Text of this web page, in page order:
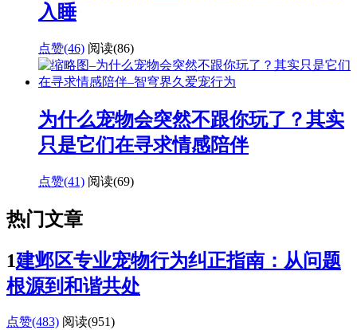
入睡
点赞(46) 阅读(86)
为什么宠物会突然不跟你玩了？其实
只是它们在寻求情感陪伴
点赞(41) 阅读(69)
热门文章
1建邺区专业宠物行为纠正指南：从问题
根源到和谐共处
点赞(483) 阅读(951)